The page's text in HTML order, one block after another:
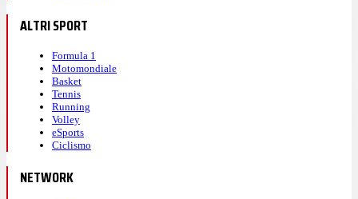
ALTRI SPORT
Formula 1
Motomondiale
Basket
Tennis
Running
Volley
eSports
Ciclismo
NETWORK